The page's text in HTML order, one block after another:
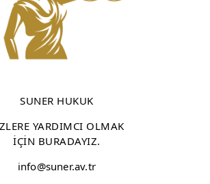
SUNER HUKUK
YARDIMCI OLMAK
İÇİN BURADAYIZ.
info@suner.av.tr